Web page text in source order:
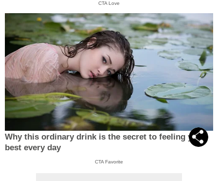
CTA Love
Why this ordinary drink is the secret to feeling your
best every day
CTA Favorite